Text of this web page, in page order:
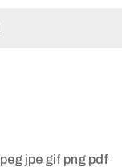
jpe gif png pdf